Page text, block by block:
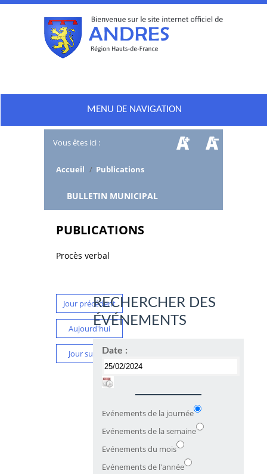
MENU DE NAVIGATION
Vous êtes ici :
Accueil / Publications
BULLETIN MUNICIPAL
PUBLICATIONS
Procès verbal
Jour précédent
Aujourd'hui
Jour suivant
RECHERCHER DES
ÉVÉNEMENTS
Date :
Evénements de la journée
Evénements de la semaine
Evénements du mois
Evénements de l'année